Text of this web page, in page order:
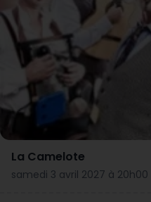
La Camelote
samedi 3 avril 2027 à 20h00